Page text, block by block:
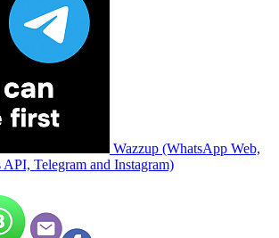
Wazzup (WhatsApp Web,
Telegram and Instagram)